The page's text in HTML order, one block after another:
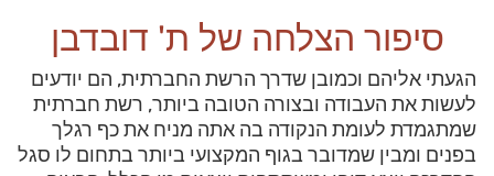
סיפור הצלחה של ת' דובדבן
הגעתי אליהם וכמובן שדרך הרשת החברתית, הם יודעים
לעשות את העבודה ובצורה הטובה ביותר, רשת חברתית
שמתגמדת לעומת הנקודה בה אתה מניח את כף רגלך
בפנים ומבין שמדובר בגוף המקצועי ביותר בתחום לו סגל